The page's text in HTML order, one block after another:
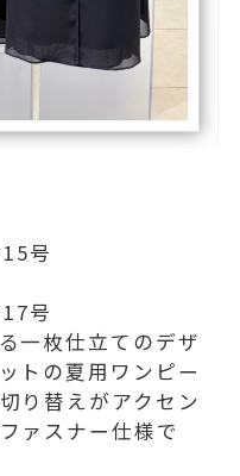
号
号
一枚仕立てのデザ
トの夏用ワンピー
り替えがアクセン
ァスナー仕様で